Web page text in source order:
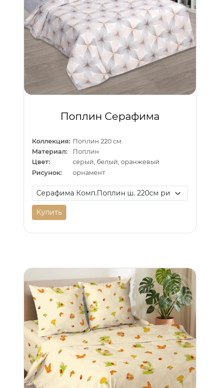
Поплин Серафима
Коллекция: Поплин 220 см.
Материал:
Поплин
Цвет:
серый, белый, оранжевый
Рисунок:
орнамент
Купить